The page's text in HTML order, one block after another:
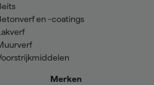
en -coatings
Merken